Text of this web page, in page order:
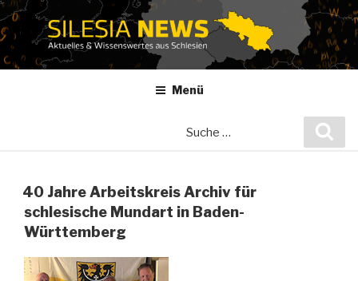
Zum
Inhalt
springen
Menü
40 Jahre Arbeitskreis Archiv für
schlesische Mundart in Baden-
Württemberg